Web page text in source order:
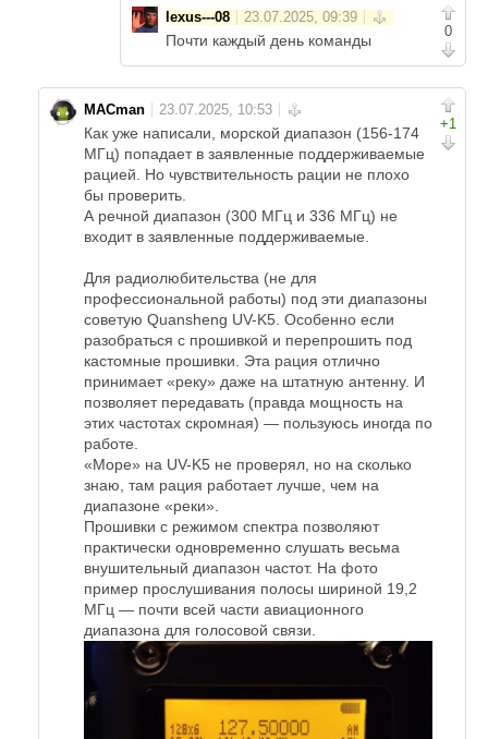
0
lexus---08
Почти каждый день команды
+1
MACman
Как уже написали, морской диапазон (156-174
МГц) попадает в заявленные поддерживаемые
рацией. Но чувствительность рации не плохо
бы проверить.
А речной диапазон (300 МГц и 336 МГц) не
входит в заявленные поддерживаемые.
Для радиолюбительства (не для
профессиональной работы) под эти диапазоны
советую Quansheng UV-K5. Особенно если
разобраться с прошивкой и перепрошить под
кастомные прошивки. Эта рация отлично
принимает «реку» даже на штатную антенну. И
позволяет передавать (правда мощность на
этих частотах скромная) — пользуюсь иногда по
работе.
«Море» на UV-K5 не проверял, но на сколько
знаю, там рация работает лучше, чем на
диапазоне «реки».
Прошивки с режимом спектра позволяют
практически одновременно слушать весьма
внушительный диапазон частот. На фото
пример прослушивания полосы шириной 19,2
МГц — почти всей части авиационного
диапазона для голосовой связи.